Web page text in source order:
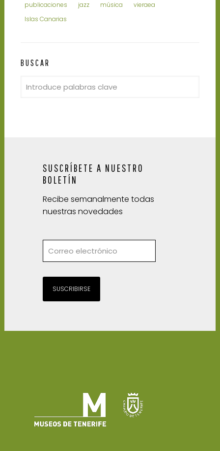
publicaciones
jazz música
vieraea
Islas Canarias
BUSCAR
SUSCRÍBETE A NUESTRO
BOLETÍN
Recibe semanalmente todas
nuestras novedades
SUSCRIBIRSE